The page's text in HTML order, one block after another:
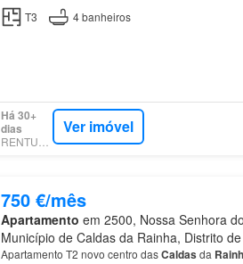
T3
4banheiros
Há 30+
dias
Ver imóvel
750 €/mês
Apartamento em 2500, Nossa Senhora
Município de Caldas da Rainha, Distrito
Apartamento T2 novo centro dasCaldas da